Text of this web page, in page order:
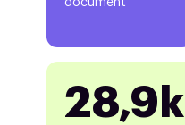
28,9k